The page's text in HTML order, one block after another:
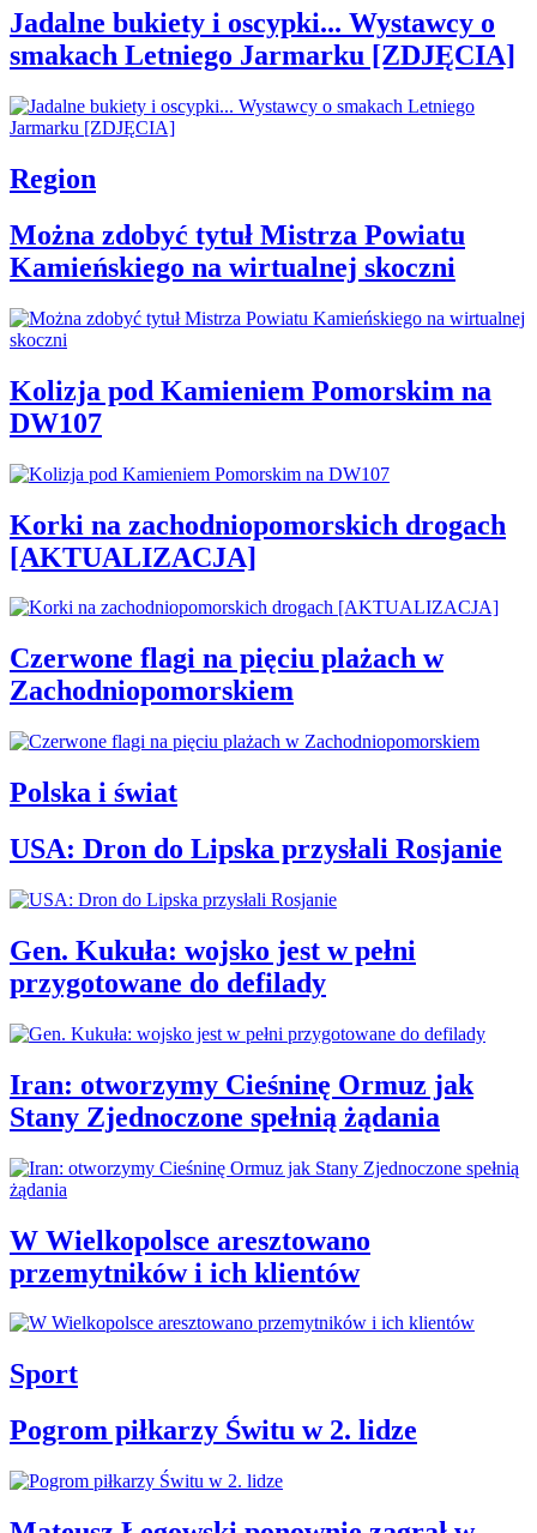
Jadalne bukiety i oscypki... Wystawcy o
smakach Letniego Jarmarku [ZDJĘCIA]
Region
Można zdobyć tytuł Mistrza Powiatu
Kamieńskiego na wirtualnej skoczni
Kolizja pod Kamieniem Pomorskim na
DW107
Korki na zachodniopomorskich drogach
[AKTUALIZACJA]
Czerwone flagi na pięciu plażach w
Zachodniopomorskiem
Polska i świat
USA: Dron do Lipska przysłali Rosjanie
Gen. Kukuła: wojsko jest w pełni
przygotowane do defilady
Iran: otworzymy Cieśninę Ormuz jak
Stany Zjednoczone spełnią żądania
W Wielkopolsce aresztowano
przemytników i ich klientów
Sport
Pogrom piłkarzy Świtu w 2. lidze